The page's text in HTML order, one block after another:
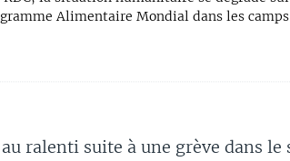
Alimentaire Mondial dans les
au ralenti suite à une grève dans